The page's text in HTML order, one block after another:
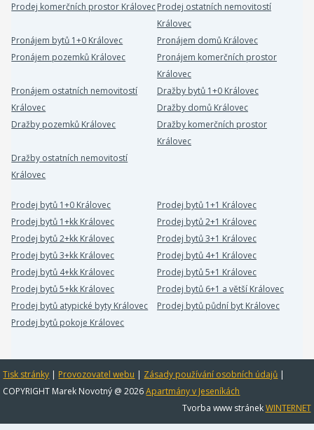
Prodej komerčních prostor KrálovecProdej ostatních nemovitostí
Královec
Pronájem bytů 1+0 Královec
Pronájem domů Královec
Pronájem pozemků Královec
Pronájem komerčních prostor
Královec
Pronájem ostatních nemovitostí
Královec
Dražby bytů 1+0 Královec
Dražby domů Královec
Dražby pozemků Královec
Dražby komerčních prostor
Královec
Dražby ostatních nemovitostí
Královec
Prodej bytů 1+0 Královec
Prodej bytů 1+1 Královec
Prodej bytů 1+kk Královec
Prodej bytů 2+1 Královec
Prodej bytů 2+kk Královec
Prodej bytů 3+1 Královec
Prodej bytů 3+kk Královec
Prodej bytů 4+1 Královec
Prodej bytů 4+kk Královec
Prodej bytů 5+1 Královec
Prodej bytů 5+kk Královec
Prodej bytů 6+1 a větší Královec
Prodej bytů atypické byty Královec
Prodej bytů půdní byt Královec
Prodej bytů pokoje Královec
Tisk stránky | Provozovatel webu | Zásady používání osobních údajů |
COPYRIGHT Marek Novotný @ 2026Apartmány v Jeseníkách
Tvorba www stránekWINTERNET